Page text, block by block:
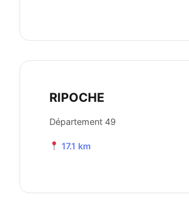
RIPOCHE
Département 49
17.1 km